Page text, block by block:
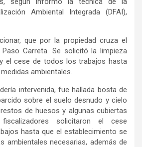
Ambiental Integrada (DFAI),
que por la propiedad cruza el
Carreta. Se solicitó la limpieza
el cese de todos los trabajos hasta
ambientales.
intervenida, fue hallada bosta de
sobre el suelo desnudo y cielo
de huesos y algunas cubiertas
solicitaron el cese
hasta que el establecimiento se
ambientales necesarias, además de